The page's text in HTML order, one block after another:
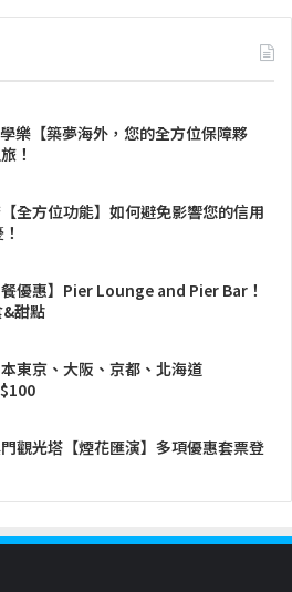
樂【築夢海外，您的全方位保障夥
！
全方位功能】如何避免影響您的信用
優惠】Pier Lounge and Pier Bar！
甜點
東京、大阪、京都、北海道
觀光塔【煙花匯演】多項優惠套票登